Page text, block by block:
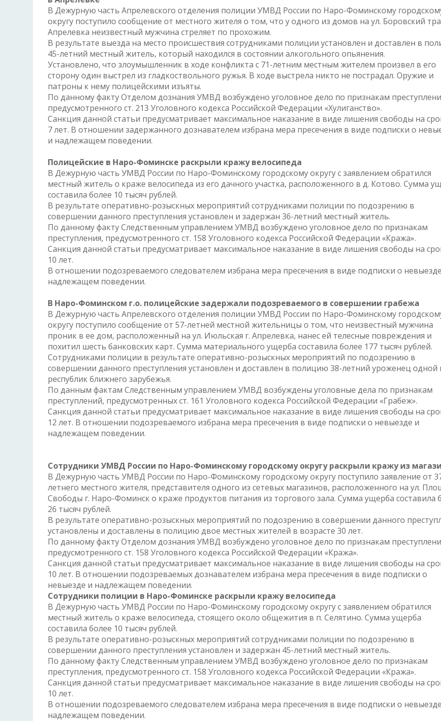
В Дежурную часть Апрелевского отделения полиции УМВД России по Наро-Фоминскому
округу поступило сообщение от местного жителя о том, что у одного из домов на ул. Боровский
Апрелевка неизвестный мужчина стреляет по прохожим.
В результате выезда на место происшествия сотрудниками полиции установлен и доставлен в
45-летний местный житель, который находился в состоянии алкогольного опьянения.
Установлено, что злоумышленник в ходе конфликта с 71-летним местным жителем произвел в его
сторону один выстрел из гладкоствольного ружья. В ходе выстрела никто не пострадал. Оружие и
патроны к нему полицейскими изъяты.
По данному факту Отделом дознания УМВД возбуждено уголовное дело по признакам
предусмотренного ст. 213 Уголовного кодекса Российской Федерации «Хулиганство».
Санкция данной статьи предусматривает максимальное наказание в виде лишения свободы на
7 лет. В отношении задержанного дознавателем избрана мера пресечения в виде подписки о
и надлежащем поведении.
Полицейские в Наро-Фоминске раскрыли кражу велосипеда
В Дежурную часть УМВД России по Наро-Фоминскому городскому округу с заявлением обратился
местный житель о краже велосипеда из его дачного участка, расположенного в д. Котово. Сумма
составила более 10 тысяч рублей.
В результате оперативно-розыскных мероприятий сотрудниками полиции по подозрению в
совершении данного преступления установлен и задержан 36-летний местный житель.
По данному факту Следственным управлением УМВД возбуждено уголовное дело по признакам
преступления, предусмотренного ст. 158 Уголовного кодекса Российской Федерации «Кража».
Санкция данной статьи предусматривает максимальное наказание в виде лишения свободы на
10 лет.
В отношении подозреваемого следователем избрана мера пресечения в виде подписки о
надлежащем поведении.
В Наро-Фоминском г.о. полицейские задержали подозреваемого в совершении грабежа
В Дежурную часть Апрелевского отделения полиции УМВД России по Наро-Фоминскому
округу поступило сообщение от 57-летней местной жительницы о том, что неизвестный мужчина
проник в ее дом, расположенный на ул. Июльская г. Апрелевка, нанес ей телесные повреждения и
похитил шесть банковских карт. Сумма материального ущерба составила более 177 тысяч рублей.
Сотрудниками полиции в результате оперативно-розыскных мероприятий по подозрению в
совершении данного преступления установлен и доставлен в полицию 38-летний уроженец одной
республик ближнего зарубежья.
По данным фактам Следственным управлением УМВД возбуждены уголовные дела по признакам
преступлений, предусмотренных ст. 161 Уголовного кодекса Российской Федерации «Грабеж».
Санкция данной статьи предусматривает максимальное наказание в виде лишения свободы на
12 лет. В отношении подозреваемого избрана мера пресечения в виде подписки о невыезде и
надлежащем поведении.
Сотрудники УМВД России по Наро-Фоминскому городскому округу раскрыли кражу из
В Дежурную часть УМВД России по Наро-Фоминскому городскому округу поступило заявление от
летнего местного жителя, представителя одного из сетевых магазинов, расположенного на ул.
Свободы г. Наро-Фоминск о краже продуктов питания из торгового зала. Сумма ущерба составила
26 тысяч рублей.
В результате оперативно-розыскных мероприятий по подозрению в совершении данного
установлены и доставлены в полицию двое местных жителей в возрасте 30 лет.
По данному факту Отделом дознания УМВД возбуждено уголовное дело по признакам
предусмотренного ст. 158 Уголовного кодекса Российской Федерации «Кража».
Санкция данной статьи предусматривает максимальное наказание в виде лишения свободы на
10 лет. В отношении подозреваемых дознавателем избрана мера пресечения в виде подписки о
невыезде и надлежащем поведении.
Сотрудники полиции в Наро-Фоминске раскрыли кражу велосипеда
В Дежурную часть УМВД России по Наро-Фоминскому городскому округу с заявлением обратился
местный житель о краже велосипеда, стоящего около общежития в п. Селятино. Сумма ущерба
составила более 10 тысяч рублей.
В результате оперативно-розыскных мероприятий сотрудниками полиции по подозрению в
совершении данного преступления установлен и задержан 45-летний местный житель.
По данному факту Следственным управлением УМВД возбуждено уголовное дело по признакам
преступления, предусмотренного ст. 158 Уголовного кодекса Российской Федерации «Кража».
Санкция данной статьи предусматривает максимальное наказание в виде лишения свободы на
10 лет.
В отношении подозреваемого следователем избрана мера пресечения в виде подписки о
надлежащем поведении.